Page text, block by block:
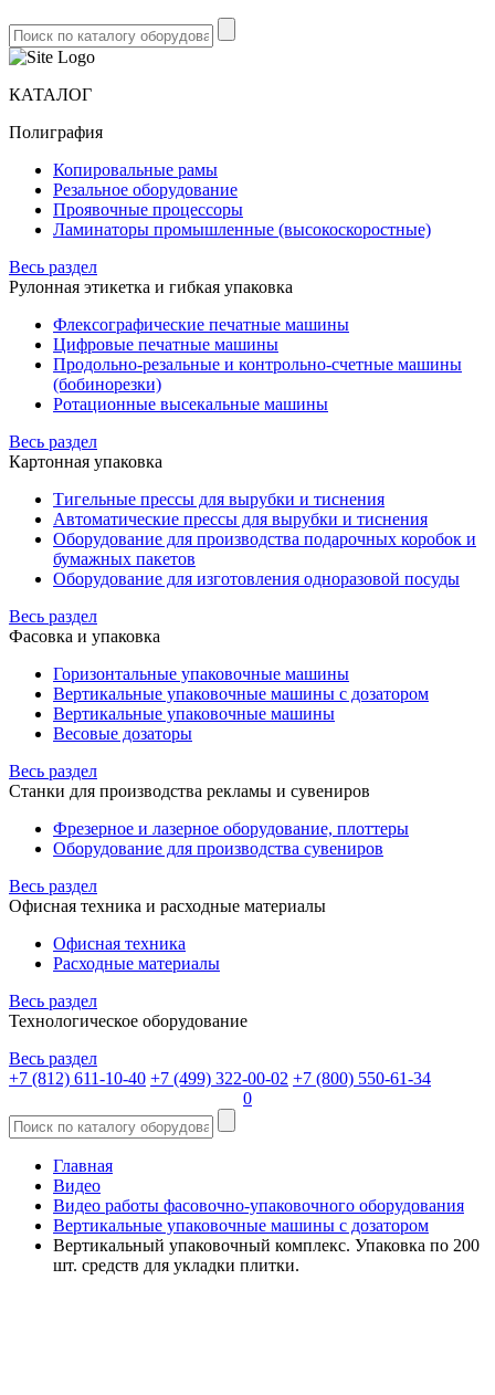
КАТАЛОГ
Полиграфия
Копировальные рамы
Резальное оборудование
Проявочные процессоры
Ламинаторы промышленные (высокоскоростные)
Весь раздел
Рулонная этикетка и гибкая упаковка
Флексографические печатные машины
Цифровые печатные машины
Продольно-резальные и контрольно-счетные машины
(бобинорезки)
Ротационные высекальные машины
Весь раздел
Картонная упаковка
Тигельные прессы для вырубки и тиснения
Автоматические прессы для вырубки и тиснения
Оборудование для производства подарочных коробок и
бумажных пакетов
Оборудование для изготовления одноразовой посуды
Весь раздел
Фасовка и упаковка
Горизонтальные упаковочные машины
Вертикальные упаковочные машины с дозатором
Вертикальные упаковочные машины
Весовые дозаторы
Весь раздел
Станки для производства рекламы и сувениров
Фрезерное и лазерное оборудование, плоттеры
Оборудование для производства сувениров
Весь раздел
Офисная техника и расходные материалы
Офисная техника
Расходные материалы
Весь раздел
Технологическое оборудование
Весь раздел
+7 (812) 611-10-40 +7 (499) 322-00-02 +7 (800) 550-61-34
0
Главная
Видео
Видео работы фасовочно-упаковочного оборудования
Вертикальные упаковочные машины с дозатором
Вертикальный упаковочный комплекс. Упаковка по 200
шт. средств для укладки плитки.